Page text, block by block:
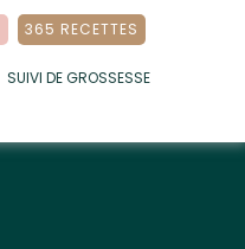
365 RECETTES
SUIVI DE GROSSESSE